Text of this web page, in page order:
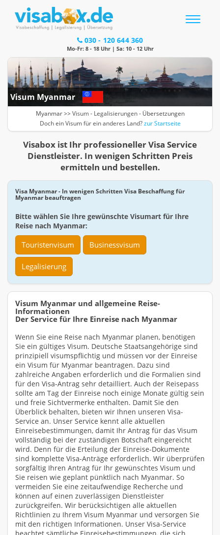
Toggle
030 - 120 644 360
Mo-Fr: 8 - 18 Uhr | Sa: 10 - 12 Uhr
Visum Myanmar
Myanmar >> Visum- Legalisierungen- Übersetzungen
Doch ein Visum für ein anderes Land?zur Startseite
Visabox ist Ihr professioneller Visa Service
Dienstleister. In wenigen Schritten Preis
ermitteln und bestellen.
Visa Myanmar - In wenigen Schritten Visa Beschaffung für
Myanmar beauftragen
Bitte wählen Sie Ihre gewünschte Visumart für Ihre
Reise nach Myanmar:
Touristenvisum Businessvisum
Legalisierung
Visum Myanmar und allgemeine Reise-
Informationen
Der Service für Ihre Einreise nach Myanmar
Wenn Sie eine Reise nach Myanmar planen, benötigen
Sie ein gültiges Visum. Deutsche Staatsangehörige sind
prinzipiell visumspflichtig und müssen vor der Einreise
ein Visum für Myanmar beantragen. Dazu sind
zahlreiche Angaben erforderlich und die Formalien sind
für den Visa-Antrag sehr detailliert. Auch der Reisepass
sollte am Tag der Einreise noch einige Monate gültig sein
und freie Sichtvermerke enthalten. Damit Sie den
Überblick behalten, bieten wir Ihnen unseren Visa-
Service an. Unser Service kennt alle aktuellen
Einreisebestimmungen, damit Ihr Antrag für das Visum
vollständig bei der zuständigen Botschaft eingereicht
wird. Denn für die Erteilung der Einreise-Dokumente
sind komplette Visa-Anträge erforderlich. Wir überprüfen
sorgfältig Ihren Antrag für Ihr gewünschtes Visum und
Sie reisen wie geplant pünktlich nach Myanmar. So
vermeiden Sie eine zeitaufwendige Recherche und
können auf einen zuverlässigen Dienstleister
zurückgreifen. Wir berücksichtigen alle aktuellen
Richtlinien zu Ihrem Visum Myanmar und versorgen Sie
mit den richtigen Informationen. Unser Visa-Service